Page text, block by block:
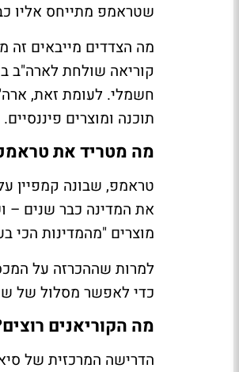
שטראמפ מתייחס אליו
מה הצדדים מייבאים זה
קוריאה שולחת לארה"ב
חשמלי. לעומת זאת,
תוכנה ומוצרים
מה מטריד את
טראמפ, שבונה קמפיין
מוצרים "מהמדינות הכי
למרות שההכרזה על
כדי לאפשר מסלול של
מה הקוריאנים
הדרישה המרכזית של